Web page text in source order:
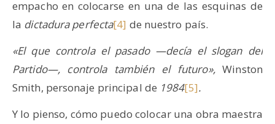
empacho en colocarse en una de las esquinas de
la dictadura perfecta[4] de nuestro país.
«El que controla el pasado —decía el slogan del
Partido—, controla también el futuro»,Winston
Smith, personaje principal de 1984[5].
Y lo pienso, cómo puedo colocar una obra maestra